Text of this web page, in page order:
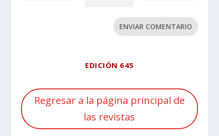
ENVIAR COMENTARIO
EDICIÓN 645
Regresar a la página principal de
las revistas